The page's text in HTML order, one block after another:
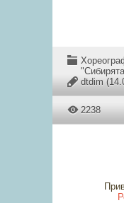
dtdim
2238